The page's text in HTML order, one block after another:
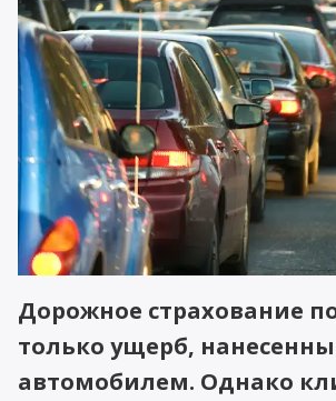
Дорожное страхование
только ущерб,
автомобилем. Однако